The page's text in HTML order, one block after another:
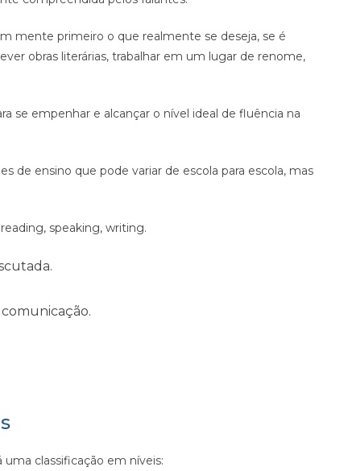
mente primeiro o que realmente se deseja, se é
obras literárias, trabalhar em um lugar de renome,
se empenhar e alcançar o nível ideal de fluência na
de ensino que pode variar de escola para escola, mas
speaking, writing.
uma classificação em níveis: